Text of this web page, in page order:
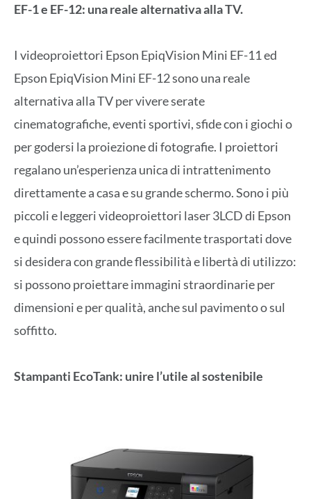
EF-1 e EF-12: una reale alternativa alla TV.
I videoproiettori Epson EpiqVision Mini EF-11 ed
Epson EpiqVision Mini EF-12 sono una reale
alternativa alla TV per vivere serate
cinematografiche, eventi sportivi, sfide con i giochi o
per godersi la proiezione di fotografie. I proiettori
regalano un’esperienza unica di intrattenimento
direttamente a casa e su grande schermo. Sono i più
piccoli e leggeri videoproiettori laser 3LCD di Epson
e quindi possono essere facilmente trasportati dove
si desidera con grande flessibilità e libertà di utilizzo:
si possono proiettare immagini straordinarie per
dimensioni e per qualità, anche sul pavimento o sul
soffitto.
Stampanti EcoTank: unire l’utile al sostenibile